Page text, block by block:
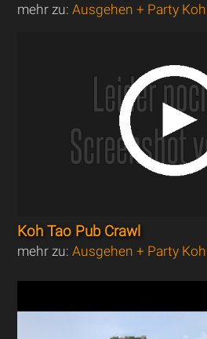
mehr zu:Ausgehen + Party
Koh Tao Pub Crawl
mehr zu:Ausgehen + Party